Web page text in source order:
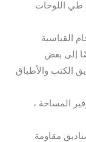
طي اللوحات
القياسية
إلى بعض
الكتب والأطباق
المساحة ،
مقاومة